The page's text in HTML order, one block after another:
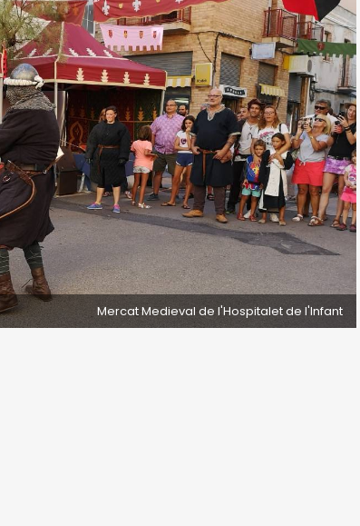
Mercat Medieval de l'Hospitalet de l'Infant